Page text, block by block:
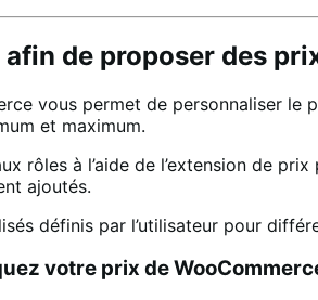
de proposer des
vous permet de personnaliser
et maximum.
rôles à l’aide de l’extension de
ajoutés.
définis par l’utilisateur pour
votre prix de